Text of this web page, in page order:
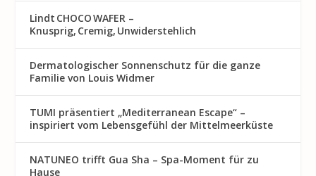
Lindt CHOCO WAFER –
Knusprig, Cremig, Unwiderstehlich
Dermatologischer Sonnenschutz für die ganze
Familie von Louis Widmer
TUMI präsentiert „Mediterranean Escape“ –
inspiriert vom Lebensgefühl der Mittelmeerküste
NATUNEO trifft Gua Sha – Spa-Moment für zu
Hause